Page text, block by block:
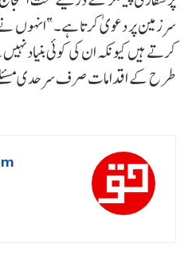
سرزمین پر دعویٰ کرتا ہے۔”انہوں
کرتے ہیں کیونکہ ان کی کوئی
طرح کے اقدامات صرف سرحدی